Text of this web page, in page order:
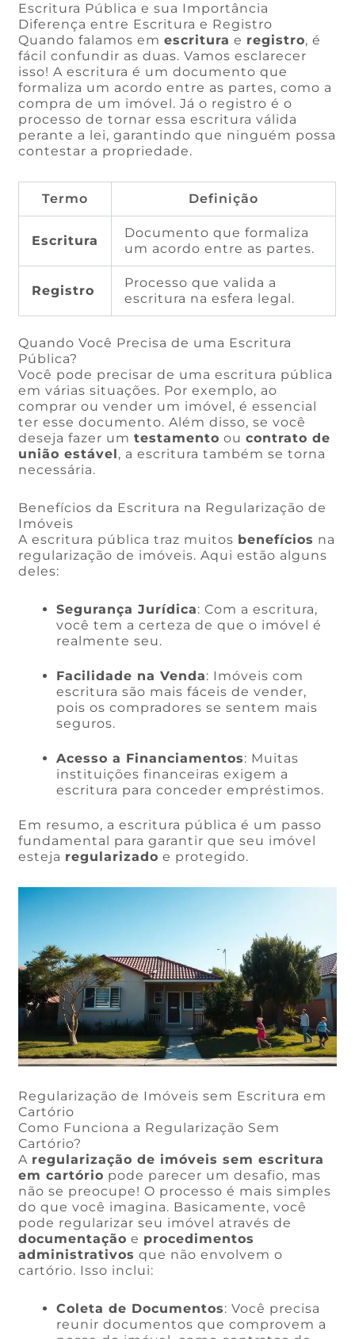
Escritura Pública e sua Importância
Diferença entre Escritura e Registro
Quando falamos emescritura e registro, é
fácil confundir as duas. Vamos esclarecer
isso! A escritura é um documento que
formaliza um acordo entre as partes, como a
compra de um imóvel. Já o registro é o
processo de tornar essa escritura válida
perante a lei, garantindo que ninguém possa
contestar a propriedade.
Termo Definição
Escritura
Documento que formaliza
um acordo entre as partes.
Registro
Processo que valida a
escritura na esfera legal.
Quando Você Precisa de uma Escritura
Pública?
Você pode precisar de uma escritura pública
em várias situações. Por exemplo, ao
comprar ou vender um imóvel, é essencial
ter esse documento. Além disso, se você
deseja fazer umtestamento oucontrato de
união estável, a escritura também se torna
necessária.
Benefícios da Escritura na Regularização de
Imóveis
A escritura pública traz muitos benefícios na
regularização de imóveis. Aqui estão alguns
deles:
Segurança Jurídica: Com a escritura,
você tem a certeza de que o imóvel é
realmente seu.
Facilidade na Venda: Imóveis com
escritura são mais fáceis de vender,
pois os compradores se sentem mais
seguros.
Acesso a Financiamentos: Muitas
instituições financeiras exigem a
escritura para conceder empréstimos.
Em resumo, a escritura pública é um passo
fundamental para garantir que seu imóvel
esteja regularizado e protegido.
Regularização de Imóveis sem Escritura em
Cartório
Como Funciona a Regularização Sem
Cartório?
A regularização de imóveis sem escritura
em cartório pode parecer um desafio, mas
não se preocupe! O processo é mais simples
do que você imagina. Basicamente, você
pode regularizar seu imóvel através de
documentação e procedimentos
administrativos que não envolvem o
cartório. Isso inclui:
Coleta de Documentos: Você precisa
reunir documentos que comprovem a